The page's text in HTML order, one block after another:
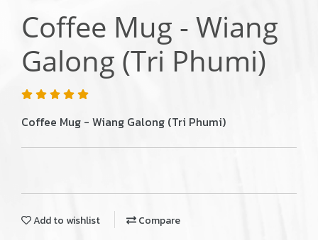
Coffee Mug - Wiang
Galong (Tri Phumi)
Coffee Mug - Wiang Galong (Tri Phumi)
Add to wishlist Compare